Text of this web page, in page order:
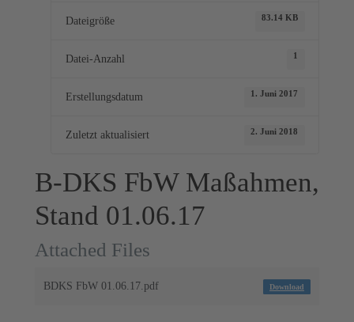
Dateigröße 83.14 KB
Datei-Anzahl 1
Erstellungsdatum 1. Juni 2017
Zuletzt aktualisiert 2. Juni 2018
B-DKS FbW Maßahmen,
Stand 01.06.17
Attached Files
BDKS FbW 01.06.17.pdf Download